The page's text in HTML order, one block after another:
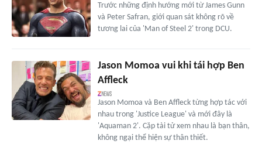
Trước những định hướng mới từ James Gunn
và Peter Safran, giới quan sát không rõ về
tương lai của 'Man of Steel 2' trong DCU.
Jason Momoa vui khi tái hợp Ben
Affleck
Jason Momoa và Ben Affleck từng hợp tác với
nhau trong 'Justice League' và mới đây là
'Aquaman 2'. Cặp tài tử xem nhau là bạn thân,
không ngại thể hiện sự thân thiết.